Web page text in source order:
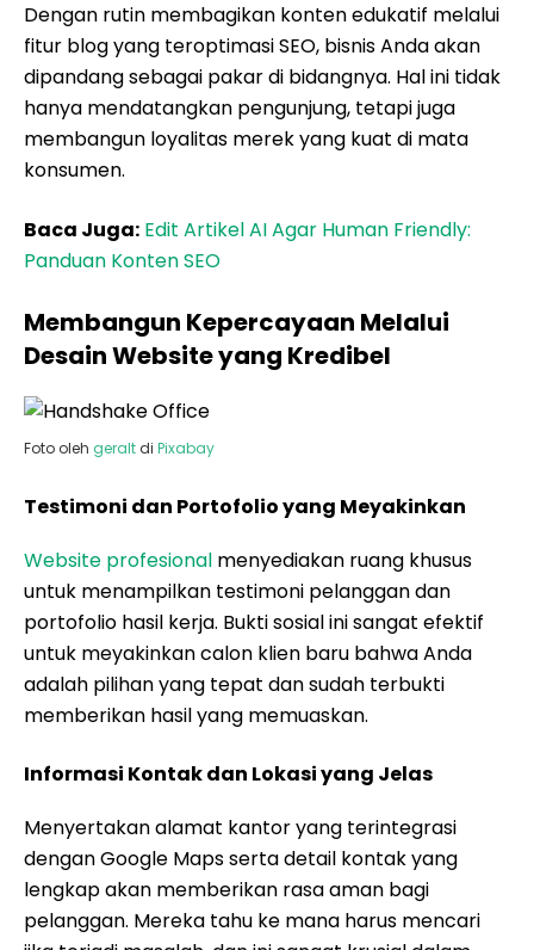
Dengan rutin membagikan konten edukatif melalui
fitur blog yang teroptimasi SEO, bisnis Anda akan
dipandang sebagai pakar di bidangnya. Hal ini tidak
hanya mendatangkan pengunjung, tetapi juga
membangun loyalitas merek yang kuat di mata
konsumen.
Baca Juga: Edit Artikel AI Agar Human Friendly:
Panduan Konten SEO
Membangun Kepercayaan Melalui
Desain Website yang Kredibel
Foto oleh geralt di Pixabay
Testimoni dan Portofolio yang Meyakinkan
Website profesional menyediakan ruang khusus
untuk menampilkan testimoni pelanggan dan
portofolio hasil kerja. Bukti sosial ini sangat efektif
untuk meyakinkan calon klien baru bahwa Anda
adalah pilihan yang tepat dan sudah terbukti
memberikan hasil yang memuaskan.
Informasi Kontak dan Lokasi yang Jelas
Menyertakan alamat kantor yang terintegrasi
dengan Google Maps serta detail kontak yang
lengkap akan memberikan rasa aman bagi
pelanggan. Mereka tahu ke mana harus mencari